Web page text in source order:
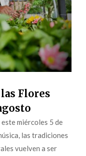
Flores
miércoles 5 de
las tradiciones
vuelven a ser